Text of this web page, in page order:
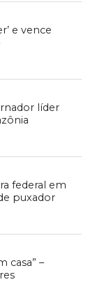
e vence
líder
federal em
puxador
casa” –